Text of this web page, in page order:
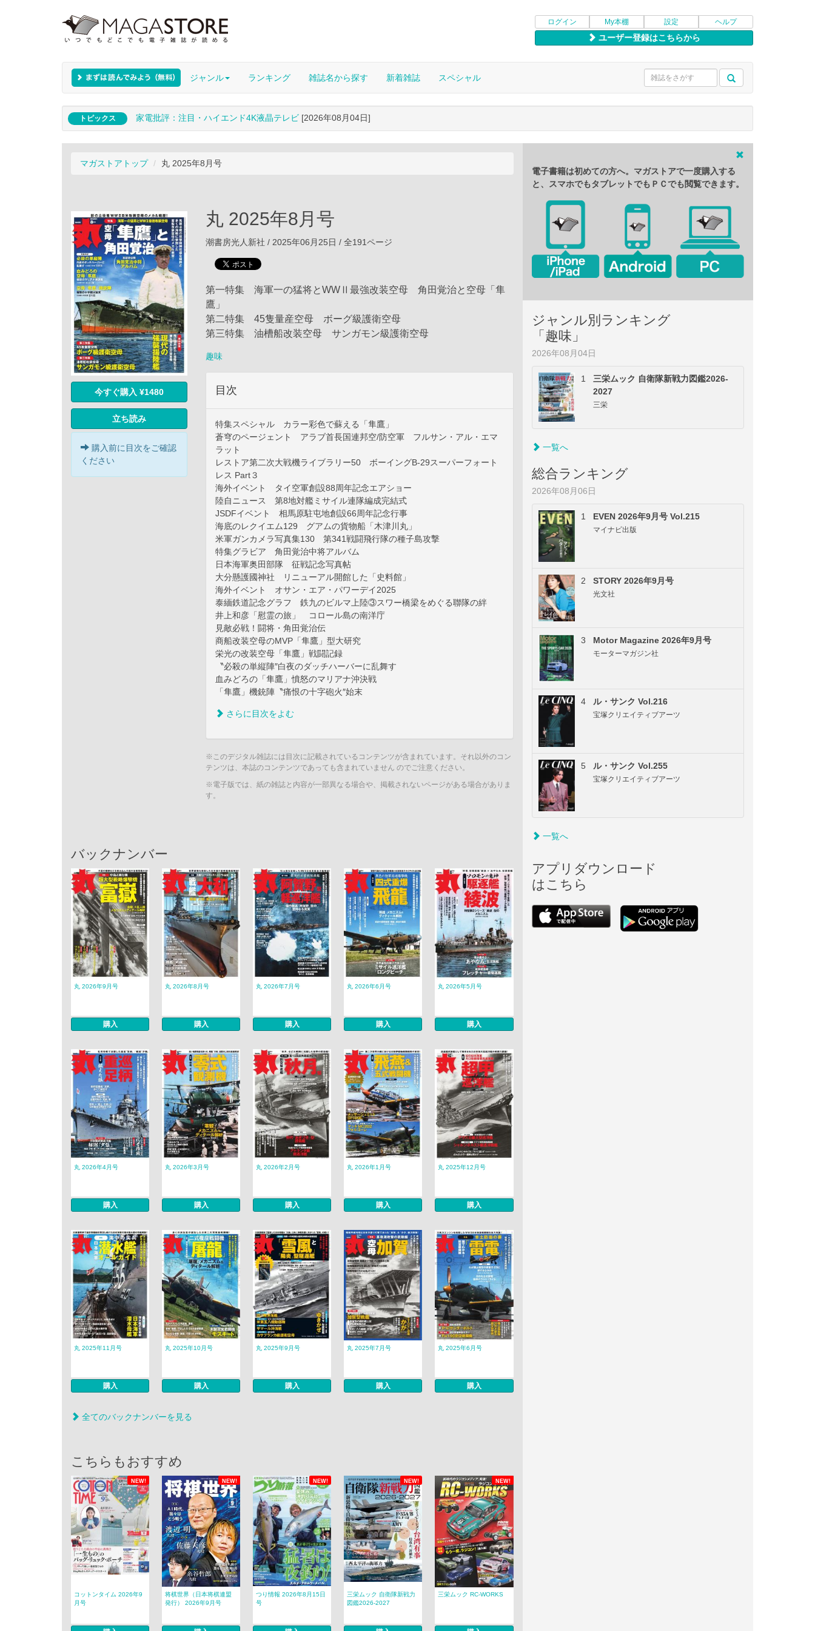
ログイン My本棚 設定 ヘルプ
ユーザー登録はこちらから
ジャンル ランキング 雑誌名から探す 新着雑誌 スペシャル
トピックス 家電批評：注目・ハイエンド4K液晶テレビ [2026年08月04日]
マガストアトップ 丸 2025年8月号
今すぐ購入 ¥1480
立ち読み
購入前に目次をご確認
ください
丸 2025年8月号
潮書房光人新社 / 2025年06月25日 / 全191ページ
第一特集 海軍一の猛将とWWⅡ最強改装空母 角田覚治と空母「隼
鷹」
第二特集 45隻量産空母 ボーグ級護衛空母
第三特集 油槽船改装空母 サンガモン級護衛空母
趣味
目次
特集スペシャル カラー彩色で蘇える「隼鷹」
蒼穹のページェント アラブ首長国連邦空/防空軍 フルサン・アル・エマ
ラット
レストア第二次大戦機ライブラリー50 ボーイングB-29スーパーフォート
レス Part３
海外イベント タイ空軍創設88周年記念エアショー
陸自ニュース 第8地対艦ミサイル連隊編成完結式
JSDFイベント 相馬原駐屯地創設66周年記念行事
海底のレクイエム129 グアムの貨物船「木津川丸」
米軍ガンカメラ写真集130 第341戦闘飛行隊の種子島攻撃
特集グラビア 角田覚治中将アルバム
日本海軍奥田部隊 征戦記念写真帖
大分懸護國神社 リニューアル開館した「史料館」
海外イベント オサン・エア・パワーデイ2025
泰緬鉄道記念グラフ 鉄九のビルマ上陸③スワー橋梁をめぐる聯隊の絆
井上和彦「慰霊の旅」 コロール島の南洋庁
見敵必戦！闘将・角田覚治伝
商船改装空母のMVP「隼鷹」型大研究
栄光の改装空母「隼鷹」戦闘記録
〝必殺の単縦陣″白夜のダッチハーバーに乱舞す
血みどろの「隼鷹」憤怒のマリアナ沖決戦
「隼鷹」機銃陣〝痛恨の十字砲火″始末
さらに目次をよむ
※このデジタル雑誌には目次に記載されているコンテンツが含まれています。それ以外のコン
テンツは、本誌のコンテンツであっても含まれていません のでご注意ください。
※電子版では、紙の雑誌と内容が一部異なる場合や、掲載されないページがある場合がありま
す。
バックナンバー
丸 2026年9月号
購入
丸 2026年8月号
購入
丸 2026年7月号
購入
丸 2026年6月号
購入
丸 2026年5月号
購入
丸 2026年4月号
購入
丸 2026年3月号
購入
丸 2026年2月号
購入
丸 2026年1月号
購入
丸 2025年12月号
購入
丸 2025年11月号
購入
丸 2025年10月号
購入
丸 2025年9月号
購入
丸 2025年7月号
購入
丸 2025年6月号
購入
全てのバックナンバーを見る
こちらもおすすめ
NEW! NEW! NEW! NEW! NEW!
コットンタイム 2026年9
月号
将棋世界（日本将棋連盟
発行） 2026年9月号
つり情報 2026年8月15日
号
三栄ムック 自衛隊新戦力
図鑑2026-2027
三栄ムック RC-WORKS
電子書籍は初めての方へ。マガストアで一度購入する
と、スマホでもタブレットでもＰＣでも閲覧できます。
ジャンル別ランキング
「趣味」
2026年08月04日
1
三栄ムック 自衛隊新戦力図鑑2026-
2027
三栄
一覧へ
総合ランキング
2026年08月06日
1 EVEN 2026年9月号 Vol.215
マイナビ出版
2 STORY 2026年9月号
光文社
3 Motor Magazine 2026年9月号
モーターマガジン社
4 ル・サンク Vol.216
宝塚クリエイティブアーツ
5 ル・サンク Vol.255
宝塚クリエイティブアーツ
一覧へ
アプリダウンロード
はこちら